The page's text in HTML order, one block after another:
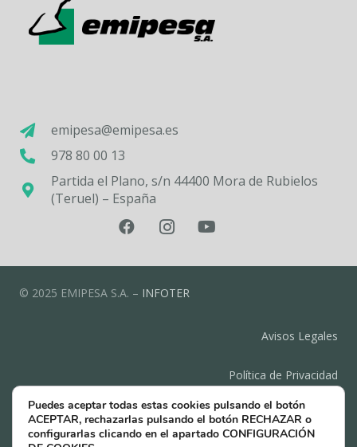
emipesa@emipesa.es
978 80 00 13
Partida el Plano, s/n 44400 Mora de Rubielos
(Teruel) – España
© 2025 EMIPESA S.A. – INFOTER
Avisos Legales
Política de Privacidad
Política de Cookies
Puedes aceptar todas estas cookies pulsando el botón
ACEPTAR, rechazarlas pulsando el botón RECHAZAR o
configurarlas clicando en el apartado CONFIGURACIÓN